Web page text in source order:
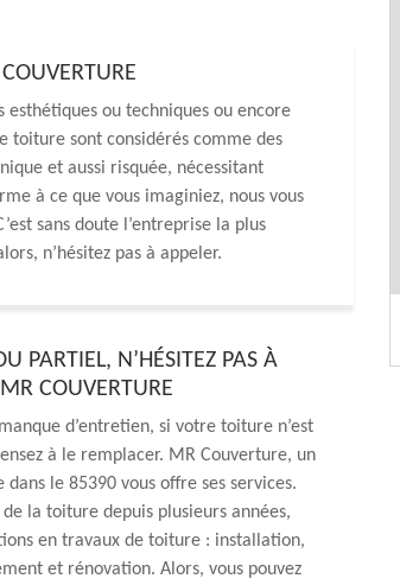
esthétiques ou techniques ou encore
toiture sont considérés comme des
et aussi risquée, nécessitant
à ce que vous imaginiez, nous vous
sans doute l’entreprise la plus
n’hésitez pas à appeler.
PARTIEL, N’HÉSITEZ PAS À
COUVERTURE
d’entretien, si votre toiture n’est
à le remplacer. MR Couverture, un
le 85390 vous offre ses services.
la toiture depuis plusieurs années,
en travaux de toiture : installation,
et rénovation. Alors, vous pouvez